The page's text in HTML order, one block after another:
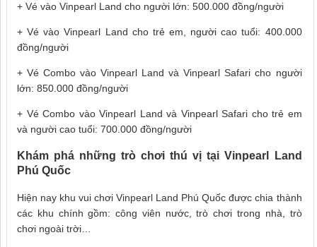
+ Vé vào Vinpearl Land cho người lớn: 500.000 đồng/người
+ Vé vào Vinpearl Land cho trẻ em, người cao tuổi: 400.000
đồng/người
+ Vé Combo vào Vinpearl Land và Vinpearl Safari cho người
lớn: 850.000 đồng/người
+ Vé Combo vào Vinpearl Land và Vinpearl Safari cho trẻ em
và người cao tuổi: 700.000 đồng/người
Khám phá những trò chơi thú vị tại Vinpearl Land
Phú Quốc
Hiện nay khu vui chơi Vinpearl Land Phú Quốc được chia thành
các khu chính gồm: công viên nước, trò chơi trong nhà, trò
chơi ngoài trời…